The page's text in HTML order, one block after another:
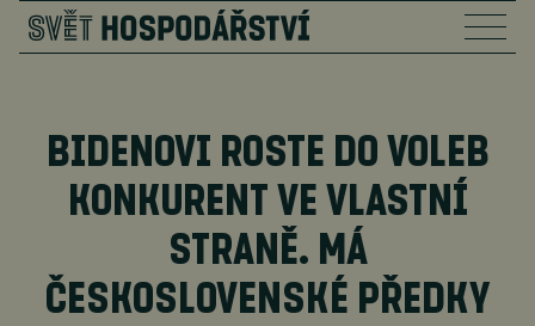
BIDENOVI ROSTE DO VOLEB
KONKURENT VE VLASTNÍ
STRANĚ. MÁ
ČESKOSLOVENSKÉ PŘEDKY